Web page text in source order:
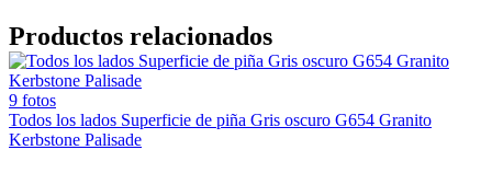
Productos relacionados
9 fotos
Todos los lados Superficie de piña Gris oscuro G654 Granito
Kerbstone Palisade